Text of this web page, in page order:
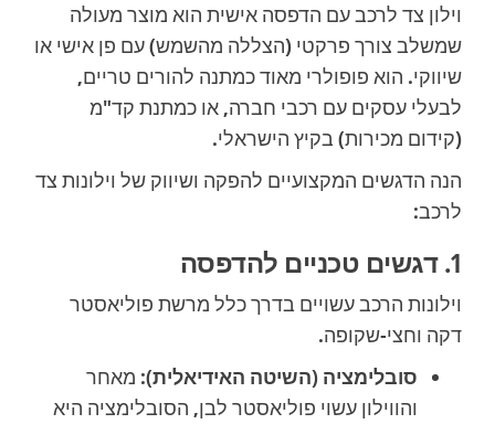
וילון צד לרכב עם הדפסה אישית הוא מוצר מעולה
שמשלב צורך פרקטי (הצללה מהשמש) עם פן אישי או
שיווקי. הוא פופולרי מאוד כמתנה להורים טריים,
לבעלי עסקים עם רכבי חברה, או כמתנת קד"מ
(קידום מכירות) בקיץ הישראלי.
הנה הדגשים המקצועיים להפקה ושיווק של וילונות צד
לרכב:
1. דגשים טכניים להדפסה
וילונות הרכב עשויים בדרך כלל מרשת פוליאסטר
דקה וחצי-שקופה.
סובלימציה (השיטה האידיאלית): מאחר
והווילון עשוי פוליאסטר לבן, הסובלימציה היא